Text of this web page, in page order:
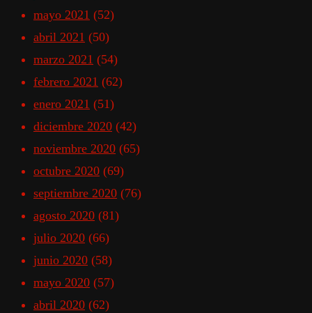
mayo 2021 (52)
abril 2021 (50)
marzo 2021 (54)
febrero 2021 (62)
enero 2021 (51)
diciembre 2020 (42)
noviembre 2020 (65)
octubre 2020 (69)
septiembre 2020 (76)
agosto 2020 (81)
julio 2020 (66)
junio 2020 (58)
mayo 2020 (57)
abril 2020 (62)